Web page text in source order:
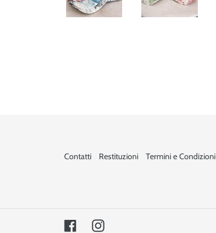
Contatti Restituzioni Termini e Condizioni
FacebookInstagram